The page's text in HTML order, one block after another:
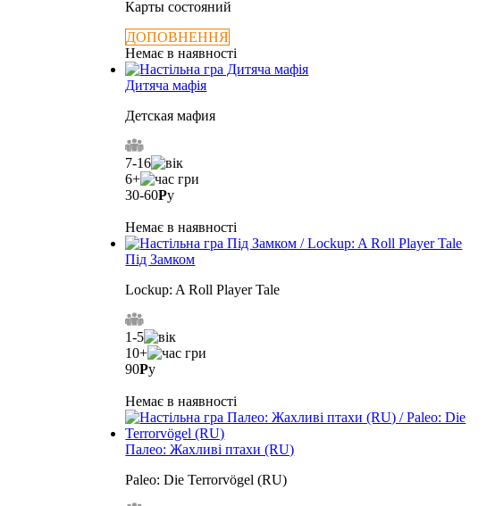
Карты состояний
ДОПОВНЕННЯ
Немає в наявності
Дитяча мафія
Детская мафия
7-16
6+
30-60Ру
Немає в наявності
Під Замком
Lockup: A Roll Player Tale
1-5
10+
90Ру
Немає в наявності
Палео: Жахливі птахи (RU)
Paleo: Die Terrorvögel (RU)